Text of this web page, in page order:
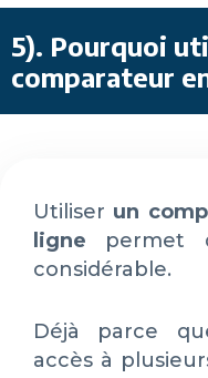
5). Pourquoi
comparateur
Utiliser un
ligne permet
considérable.
Déjà parce
accès à